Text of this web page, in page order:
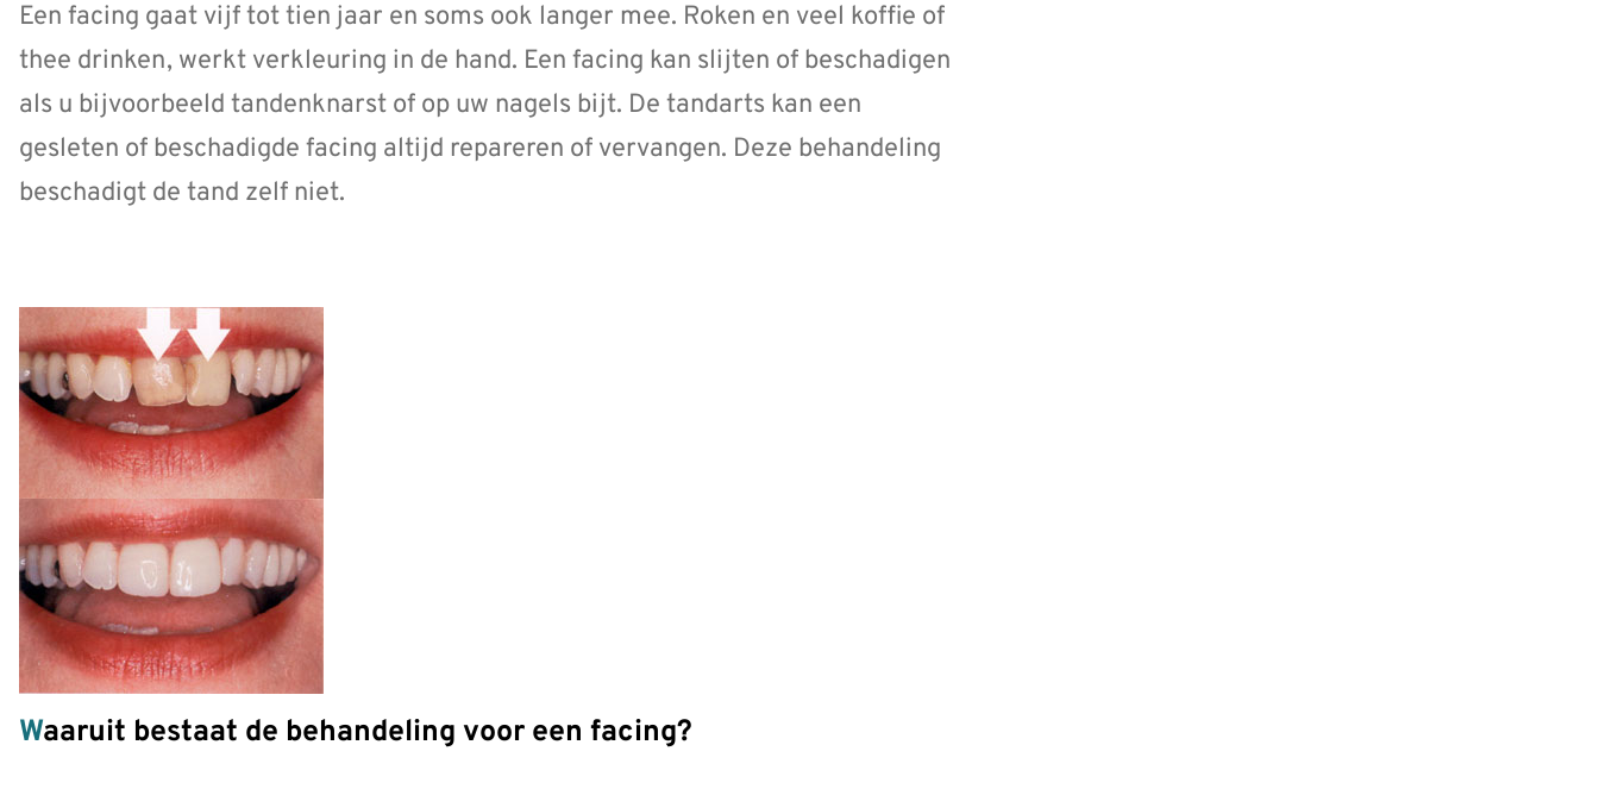
Een facing gaat vijf tot tien jaar en soms ook langer mee. Roken en veel koffie of
thee drinken, werkt verkleuring in de hand. Een facing kan slijten of beschadigen
als u bijvoorbeeld tandenknarst of op uw nagels bijt. De tandarts kan een
gesleten of beschadigde facing altijd repareren of vervangen. Deze behandeling
beschadigt de tand zelf niet.
Waaruit bestaat de behandeling voor een facing?